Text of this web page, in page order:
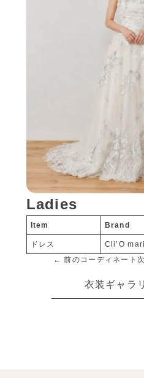
Ladies
Item Brand
ドレス Cli’O
← 前のコーディネート
衣装ギャラ